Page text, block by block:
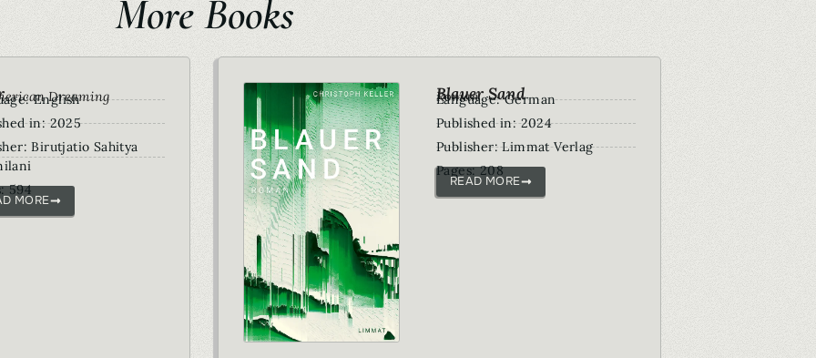
More Books
Dreaming
English
in: 2025
Birutjatio Sahitya
594
MORE
Blauer Sand
Roman
Language: German
Published in: 2024
Publisher: Limmat Verlag
Pages: 208
READ MORE